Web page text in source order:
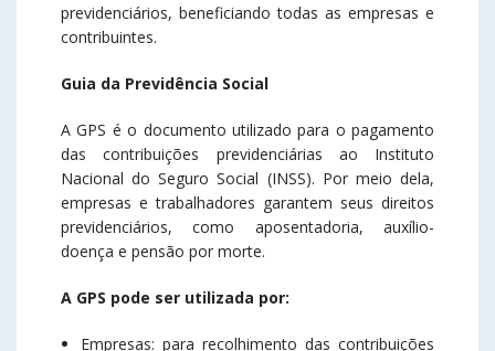
previdenciários, beneficiando todas as empresas e
contribuintes.
Guia da Previdência Social
A GPS é o documento utilizado para o pagamento
das contribuições previdenciárias ao Instituto
Nacional do Seguro Social (INSS). Por meio dela,
empresas e trabalhadores garantem seus direitos
previdenciários, como aposentadoria, auxílio-
doença e pensão por morte.
A GPS pode ser utilizada por:
Empresas: para recolhimento das contribuições